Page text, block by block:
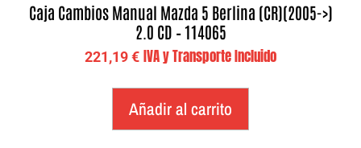
Caja Cambios Manual Mazda 5 Berlina (CR)(2005->)
2.0 CD – 114065
221,19€ IVA y Transporte Incluido
Añadir al carrito